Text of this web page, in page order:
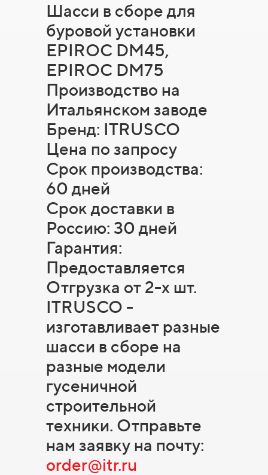
Шасси в сборе для
буровой установки
EPIROC DM45,
EPIROC DM75
Производство на
Итальянском заводе
Бренд: ITRUSCO
Цена по запросу
Срок производства:
60 дней
Срок доставки в
Россию: 30 дней
Гарантия:
Предоставляется
Отгрузка от 2-х шт.
ITRUSCO -
изготавливает разные
шасси в сборе на
разные модели
гусеничной
строительной
техники. Отправьте
нам заявку на почту:
order@itr.ru